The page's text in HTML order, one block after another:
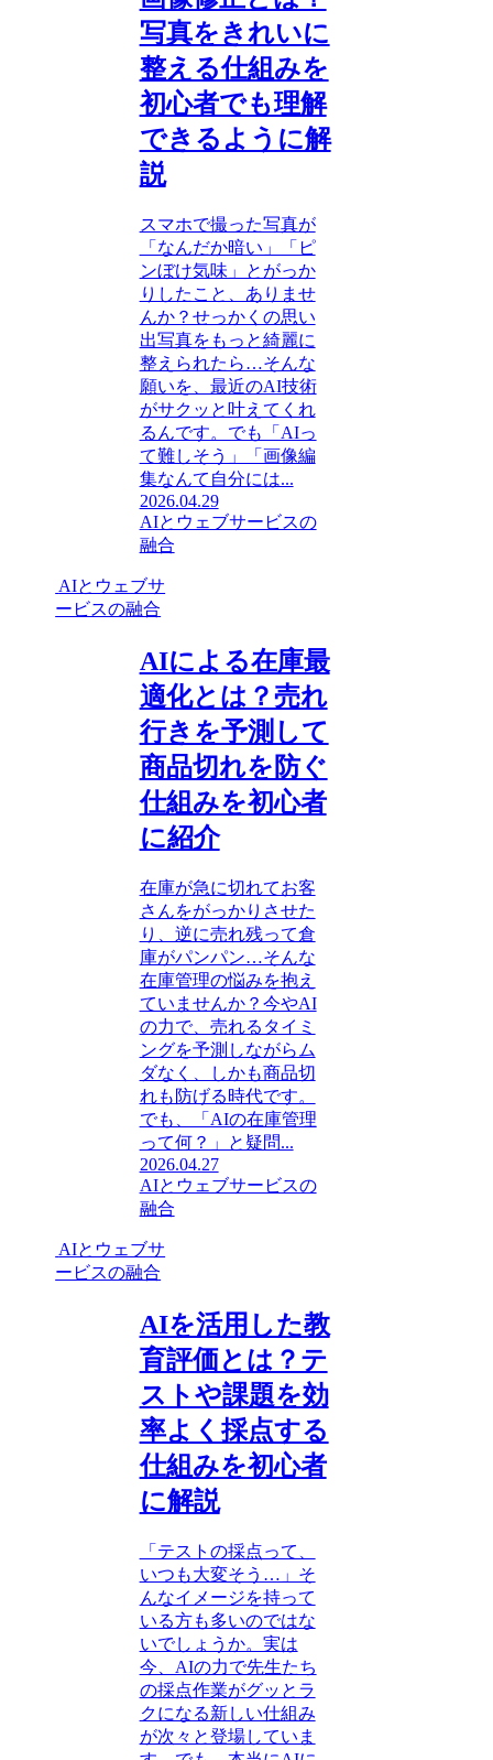
写真をきれいに
整える仕組みを
初心者でも理解
できるように解
説
スマホで撮った写真が
「なんだか暗い」「ピ
ンぼけ気味」とがっか
りしたこと、ありませ
んか？せっかくの思い
出写真をもっと綺麗に
整えられたら…そんな
願いを、最近のAI技術
がサクッと叶えてくれ
るんです。でも「AIっ
て難しそう」「画像編
集なんて自分には...
2026.04.29
AIとウェブサービスの
融合
AIとウェブサ
ービスの融合
AIによる在庫最
適化とは？売れ
行きを予測して
商品切れを防ぐ
仕組みを初心者
に紹介
在庫が急に切れてお客
さんをがっかりさせた
り、逆に売れ残って倉
庫がパンパン…そんな
在庫管理の悩みを抱え
ていませんか？今やAI
の力で、売れるタイミ
ングを予測しながらム
ダなく、しかも商品切
れも防げる時代です。
でも、「AIの在庫管理
って何？」と疑問...
2026.04.27
AIとウェブサービスの
融合
AIとウェブサ
ービスの融合
AIを活用した教
育評価とは？テ
ストや課題を効
率よく採点する
仕組みを初心者
に解説
「テストの採点って、
いつも大変そう…」そ
んなイメージを持って
いる方も多いのではな
いでしょうか。実は
今、AIの力で先生たち
の採点作業がグッとラ
クになる新しい仕組み
が次々と登場していま